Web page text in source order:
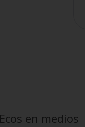
Ecos en medios